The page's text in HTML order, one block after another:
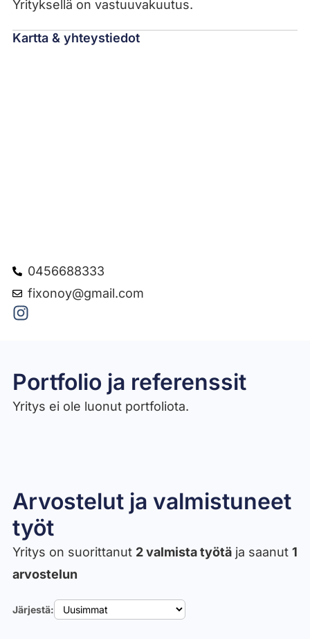
Yrityksellä on vastuuvakuutus.
Kartta & yhteystiedot
0456688333
fixonoy@gmail.com
Portfolio ja referenssit
Yritys ei ole luonut portfoliota.
Arvostelut ja valmistuneet
työt​
Yritys on suorittanut 2 valmista työtäja saanut 1
arvostelun
Järjestä: